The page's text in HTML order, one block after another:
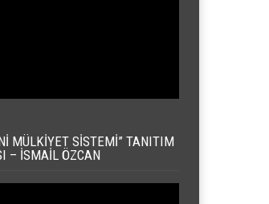
MÜLKIYET SISTEMI” TANITIM
– İSMAIL ÖZCAN